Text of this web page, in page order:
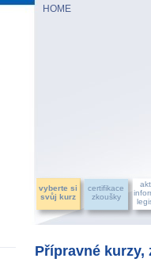
HOME
vyberte si
svůj kurz
certifikace
zkoušky
Přípravné kurzy,